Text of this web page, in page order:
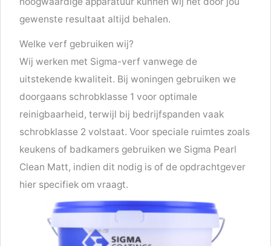
gewenste resultaat altijd behalen.
Welke verf gebruiken wij?
Wij werken met Sigma-verf vanwege de
uitstekende kwaliteit. Bij woningen gebruiken we
doorgaans schrobklasse 1 voor optimale
reinigbaarheid, terwijl bij bedrijfspanden vaak
schrobklasse 2 volstaat. Voor speciale ruimtes zoals
keukens of badkamers gebruiken we Sigma Pearl
Clean Matt, indien dit nodig is of de opdrachtgever
hier specifiek om vraagt.